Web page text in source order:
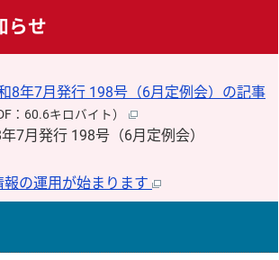
らせ
8年7月発行 198号（6月定例会）の記事
：60.6キロバイト）
7月発行 198号（6月定例会）
の運用が始まります